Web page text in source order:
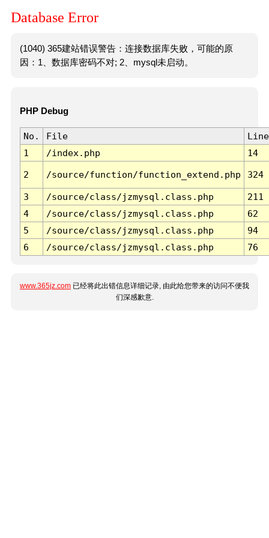
Database Error
(1040) 365建站错误警告：连接数据库失败，可能的原
因：1、数据库密码不对; 2、mysql未启动。
PHP Debug
No. File
Line
1
/index.php 14
2 /source/function/function_extend.php 324
3 /source/class/jzmysql.class.php
211
4
/source/class/jzmysql.class.php
62
5
/source/class/jzmysql.class.php
94
6
/source/class/jzmysql.class.php 76
www.365jz.com 已经将此出错信息详细记录, 由此给您带来的访问不便我
们深感歉意.